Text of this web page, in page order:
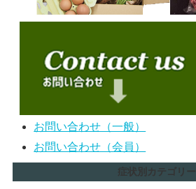
お問い合わせ（一般）
お問い合わせ（会員）
症状別カテゴリー